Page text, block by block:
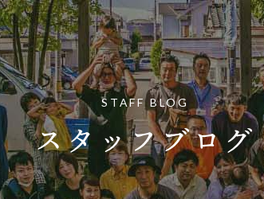
STAFF BLOG
スタッフブログ